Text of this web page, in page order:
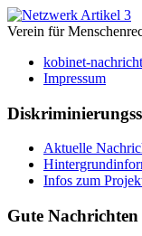
Verein für
kobinet-
Impressum
Aktuelle
Infos zum
Gute